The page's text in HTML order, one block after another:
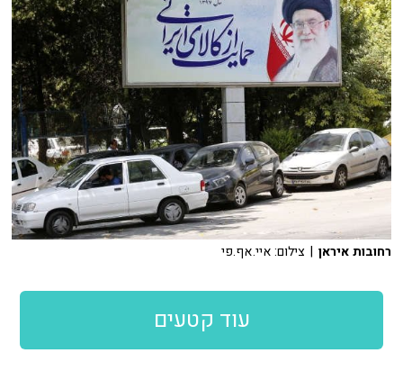
רחובות איראן | צילום: איי.אף.פי
עוד קטעים